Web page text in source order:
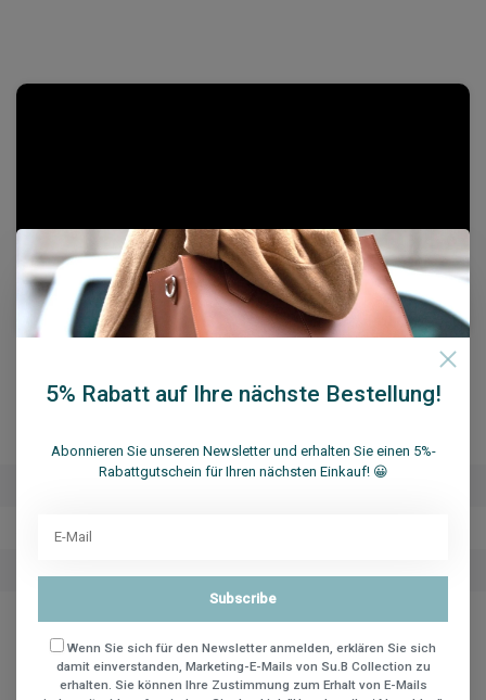
Artikelnummer:
Teilen
5% Rabatt auf Ihre nächste Bestellung!
Abonnieren Sie unseren Newsletter und erhalten Sie einen 5%-
Rabattgutschein für Ihren nächsten Einkauf! 😀
Subscribe
Wenn Sie sich für den Newsletter anmelden, erklären Sie sich
damit einverstanden, Marketing-E-Mails von Su.B Collection zu
erhalten. Sie können Ihre Zustimmung zum Erhalt von E-Mails